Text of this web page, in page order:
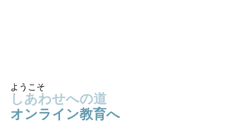
ようこそ
しあわせへの道
オンライン教育へ